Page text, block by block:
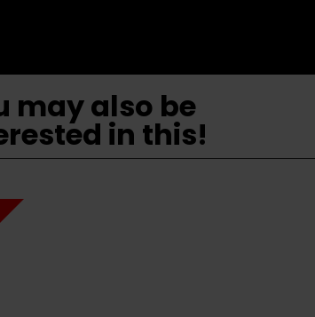
may also be
in this!